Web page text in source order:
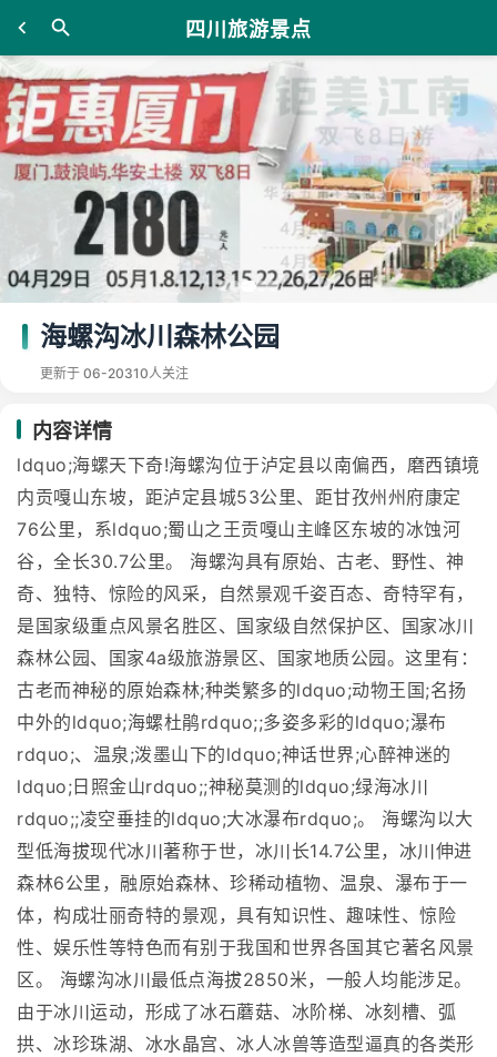
四川旅游景点
海螺沟冰川森林公园
更新于 06-20310人关注
内容详情
ldquo;海螺天下奇!海螺沟位于泸定县以南偏西，磨西镇境
内贡嘎山东坡，距泸定县城53公里、距甘孜州州府康定
76公里，系ldquo;蜀山之王贡嘎山主峰区东坡的冰蚀河
谷，全长30.7公里。 海螺沟具有原始、古老、野性、神
奇、独特、惊险的风采，自然景观千姿百态、奇特罕有，
是国家级重点风景名胜区、国家级自然保护区、国家冰川
森林公园、国家4a级旅游景区、国家地质公园。这里有：
古老而神秘的原始森林;种类繁多的ldquo;动物王国;名扬
中外的ldquo;海螺杜鹃rdquo;;多姿多彩的ldquo;瀑布
rdquo;、温泉;泼墨山下的ldquo;神话世界;心醉神迷的
ldquo;日照金山rdquo;;神秘莫测的ldquo;绿海冰川
rdquo;;凌空垂挂的ldquo;大冰瀑布rdquo;。 海螺沟以大
型低海拔现代冰川著称于世，冰川长14.7公里，冰川伸进
森林6公里，融原始森林、珍稀动植物、温泉、瀑布于一
体，构成壮丽奇特的景观，具有知识性、趣味性、惊险
性、娱乐性等特色而有别于我国和世界各国其它著名风景
区。 海螺沟冰川最低点海拔2850米，一般人均能涉足。
由于冰川运动，形成了冰石蘑菇、冰阶梯、冰刻槽、弧
拱、冰珍珠湖、冰水晶宫、冰人冰兽等造型逼真的各类形